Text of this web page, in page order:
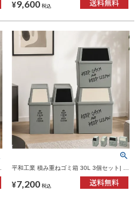
¥9,600 税込
平和工業 積み重ねゴミ箱 30L 3個セット| イ
¥7,200 税込